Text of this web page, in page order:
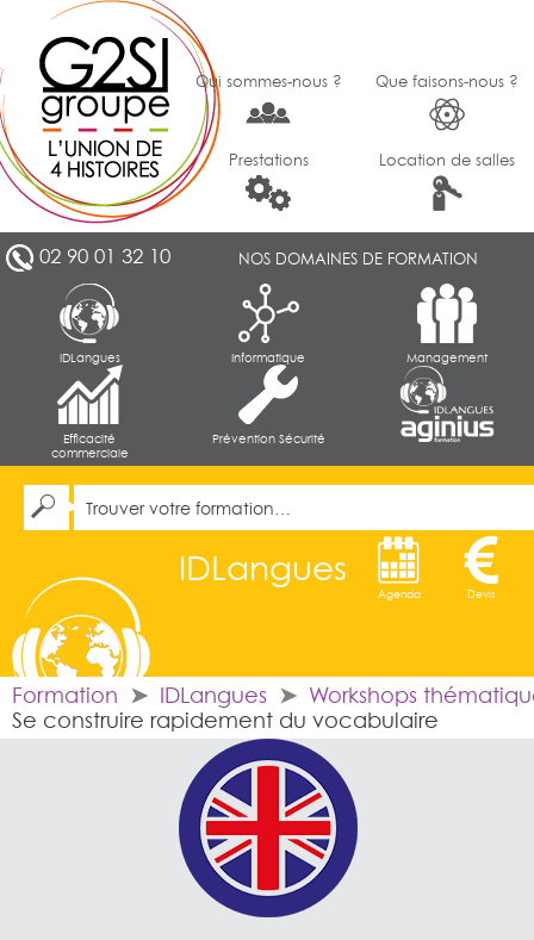
Qui sommes-nous ? Que faisons-nous ?
Prestations Location de salles
02 90 01 32 10 NOS DOMAINES DE FORMATION
IDLangues Informatique Management
Efficacité
commerciale
Prévention Sécurité
IDLangues
Agenda Devis
Formation IDLangues
Workshops
Se construire rapidement du vocabulaire